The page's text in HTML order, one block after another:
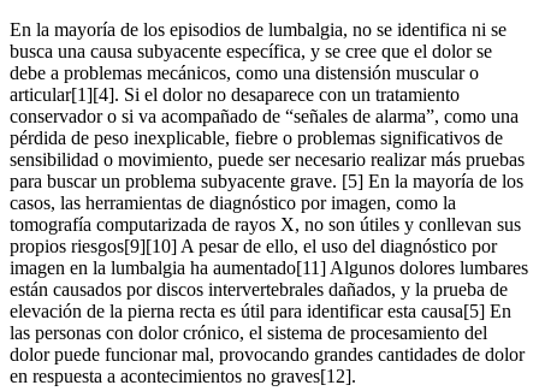
En la mayoría de los episodios de lumbalgia, no se identifica ni se
busca una causa subyacente específica, y se cree que el dolor se
debe a problemas mecánicos, como una distensión muscular o
articular[1][4]. Si el dolor no desaparece con un tratamiento
conservador o si va acompañado de “señales de alarma”, como una
pérdida de peso inexplicable, fiebre o problemas significativos de
sensibilidad o movimiento, puede ser necesario realizar más pruebas
para buscar un problema subyacente grave. [5] En la mayoría de los
casos, las herramientas de diagnóstico por imagen, como la
tomografía computarizada de rayos X, no son útiles y conllevan sus
propios riesgos[9][10] A pesar de ello, el uso del diagnóstico por
imagen en la lumbalgia ha aumentado[11] Algunos dolores lumbares
están causados por discos intervertebrales dañados, y la prueba de
elevación de la pierna recta es útil para identificar esta causa[5] En
las personas con dolor crónico, el sistema de procesamiento del
dolor puede funcionar mal, provocando grandes cantidades de dolor
en respuesta a acontecimientos no graves[12].